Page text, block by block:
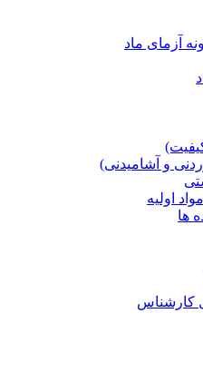
آزمای ماد
و آشامیدنی)
اولیه
ها
کارشناس